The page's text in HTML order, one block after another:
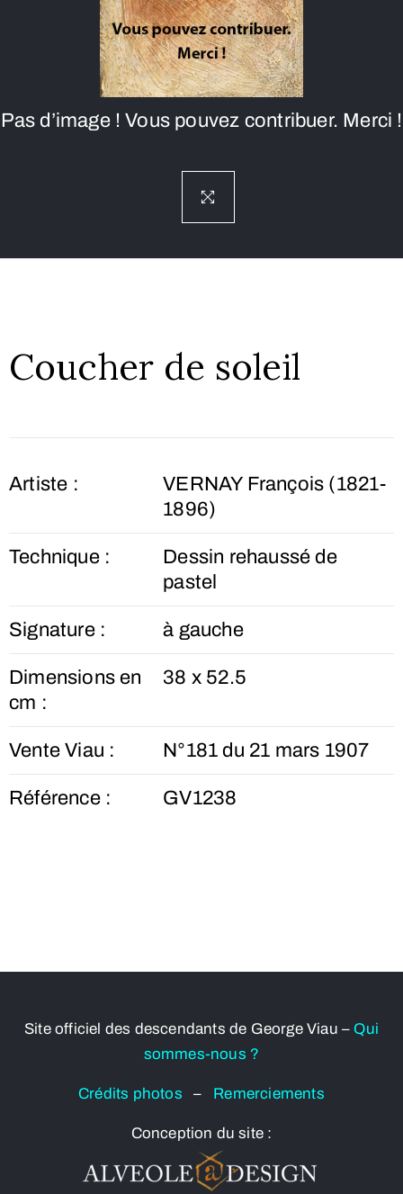
Pas d’image ! Vous pouvez contribuer. Merci !
Coucher de soleil
Artiste :
VERNAY François (1821-
1896)
Technique :
Dessin rehaussé de
pastel
Signature : à gauche
Dimensions en
cm :
38 x 52.5
Vente Viau : N°181 du 21 mars 1907
Référence : GV1238
Site officiel des descendants de George Viau – Qui
sommes-nous ?
Crédits photos– Remerciements
Conception du site :